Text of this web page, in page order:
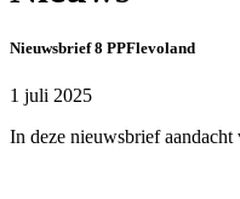
Nieuwsbrief 8 PPFlevoland
1 juli 2025
In deze nieuwsbrief